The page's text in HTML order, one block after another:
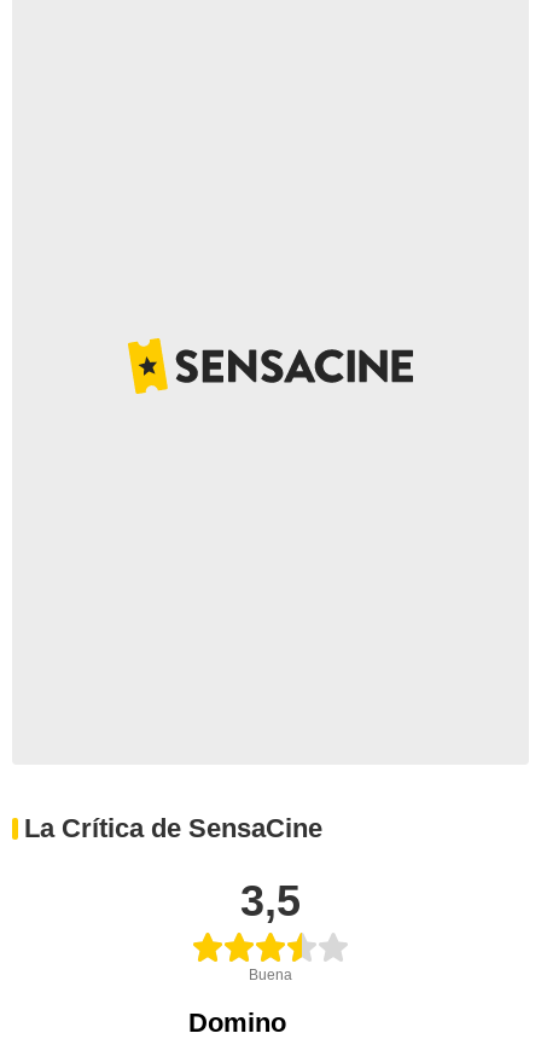
La Crítica de SensaCine
3,5
Buena
Domino